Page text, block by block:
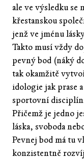
ale ve výsledku
křestanskou
jenž ve jménu
Takto musí vždy
pevný bod (náký
tak okamžitě
idologie jak prase
sportovní
Přičemž je jedno
láska, svoboda
Pevnej bod má tu
konzistentně